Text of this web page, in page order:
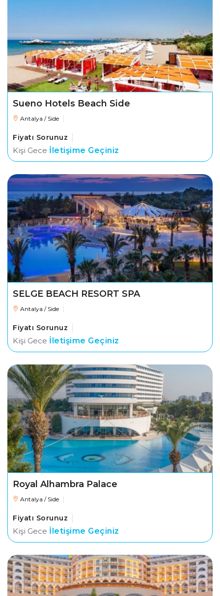
Sueno Hotels Beach Side
Antalya / Side
Fiyatı Sorunuz
Kişi Gece İletişime Geçiniz
SELGE BEACH RESORT SPA
Antalya / Side
Fiyatı Sorunuz
Kişi Gece İletişime Geçiniz
Royal Alhambra Palace
Antalya / Side
Fiyatı Sorunuz
Kişi Gece İletişime Geçiniz